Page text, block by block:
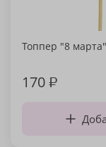
Топпер "8 марта"
170₽